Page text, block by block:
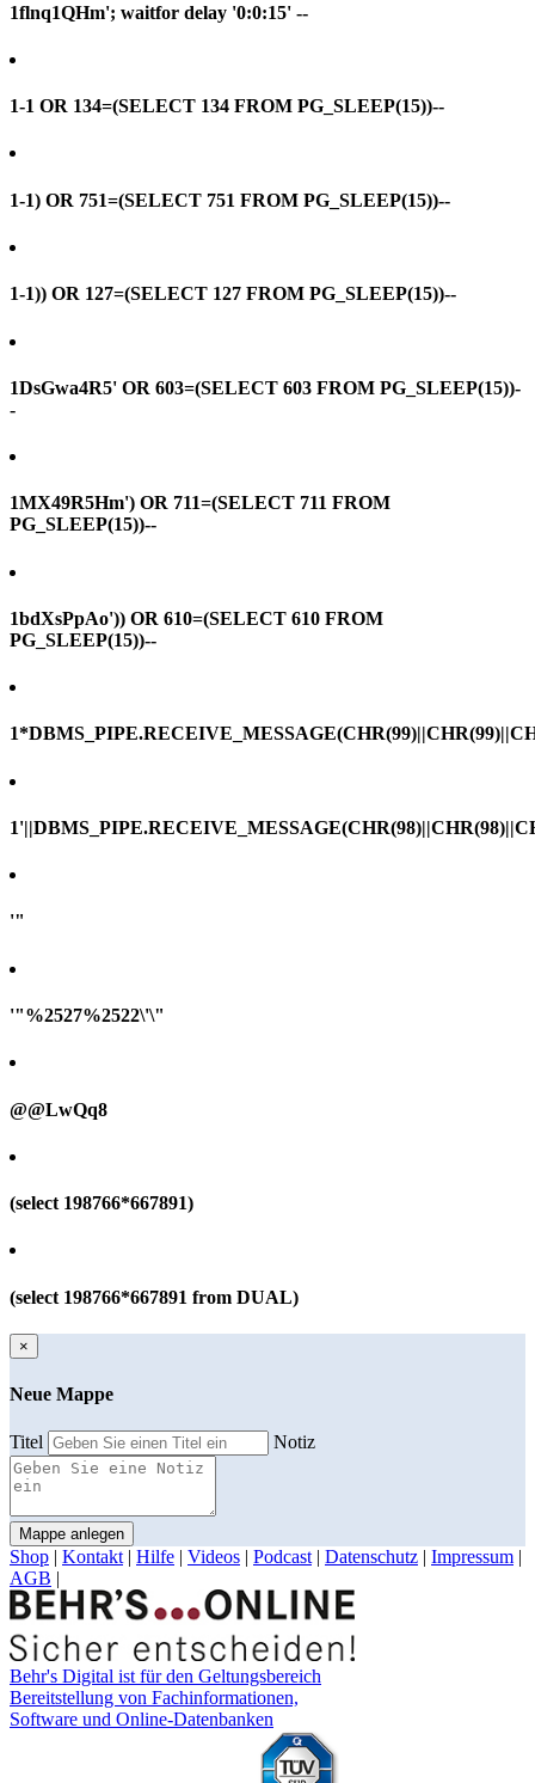
1flnq1QHm'; waitfor delay '0:0:15' --
1-1 OR 134=(SELECT 134 FROM PG_SLEEP(15))--
1-1) OR 751=(SELECT 751 FROM PG_SLEEP(15))--
1-1)) OR 127=(SELECT 127 FROM PG_SLEEP(15))--
1DsGwa4R5' OR 603=(SELECT 603 FROM PG_SLEEP(15))-
-
1MX49R5Hm') OR 711=(SELECT 711 FROM
PG_SLEEP(15))--
1bdXsPpAo')) OR 610=(SELECT 610 FROM
PG_SLEEP(15))--
'"
'"%2527%2522\'\"
@@LwQq8
(select 198766*667891)
(select 198766*667891 from DUAL)
×
Neue Mappe
Titel Notiz
Mappe anlegen
Shop | Kontakt | Hilfe | Videos | Podcast | Datenschutz | Impressum |
AGB |
Behr's Digital ist für den Geltungsbereich
Bereitstellung von Fachinformationen,
Software und Online-Datenbanken